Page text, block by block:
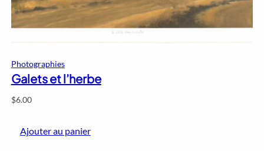
Photographies
Galets et l’herbe
$6.00
Ajouter au panier